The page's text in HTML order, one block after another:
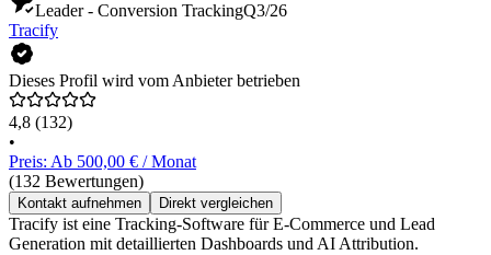
Leader - Conversion TrackingQ3/26
Tracify
Dieses Profil wird vom Anbieter betrieben
4,8 (132)
•
Preis: Ab 500,00 € / Monat
(132 Bewertungen)
Kontakt aufnehmen Direkt vergleichen
Tracify ist eine Tracking-Software für E-Commerce und Lead
Generation mit detaillierten Dashboards und AI Attribution.